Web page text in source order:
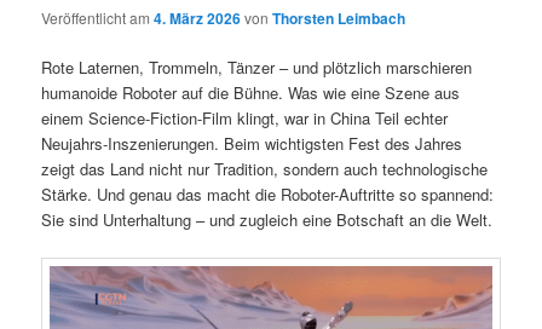
Veröffentlicht am4. März 2026vonThorsten Leimbach
Rote Laternen, Trommeln, Tänzer – und plötzlich marschieren
humanoide Roboter auf die Bühne. Was wie eine Szene aus
einem Science-Fiction-Film klingt, war in China Teil echter
Neujahrs-Inszenierungen. Beim wichtigsten Fest des Jahres
zeigt das Land nicht nur Tradition, sondern auch technologische
Stärke. Und genau das macht die Roboter-Auftritte so spannend:
Sie sind Unterhaltung – und zugleich eine Botschaft an die Welt.